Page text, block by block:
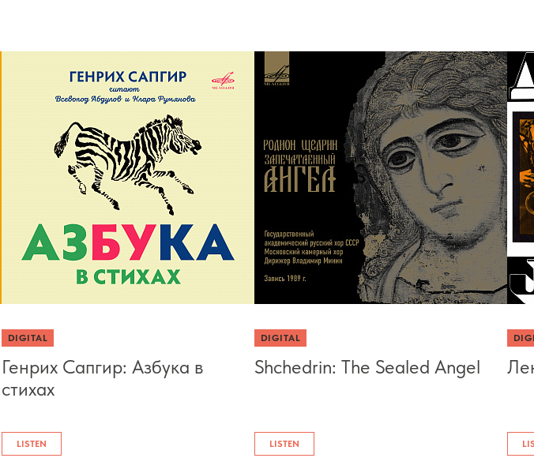
DIGITAL
Генрих Сапгир: Азбука в
стихах
LISTEN
DIGITAL
Shchedrin: The Sealed Angel
LISTEN